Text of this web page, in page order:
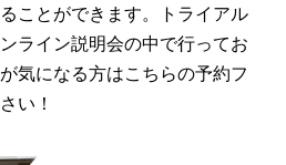
ことができます。トライアル
ライン説明会の中で行ってお
気になる方はこちらの予約フ
い！